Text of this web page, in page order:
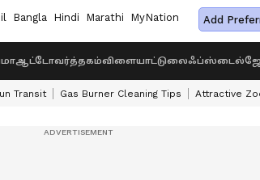
Bangla Hindi Marathi MyNation Add
ஆட்டோவர்த்தகம்விளையாட்டுலைஃப்ஸ்டைல்
Transit Gas Burner Cleaning Tips Attractive